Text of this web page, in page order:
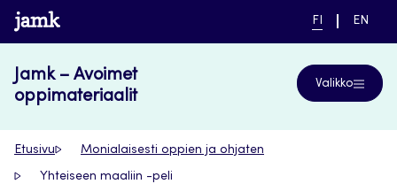
Siirry
suoraan
www.jamk.fi
NYKYINEN
FI
VAIHDA
EN
Jamk – Avoimet
oppimateriaalit
Valikko
Etusivu Monialaisesti oppien ja ohjaten
Yhteiseen maaliin -peli